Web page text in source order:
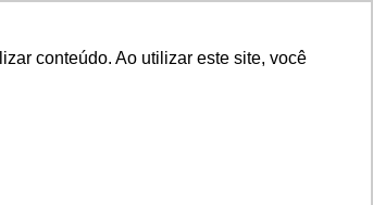
conteúdo. Ao utilizar este site, você